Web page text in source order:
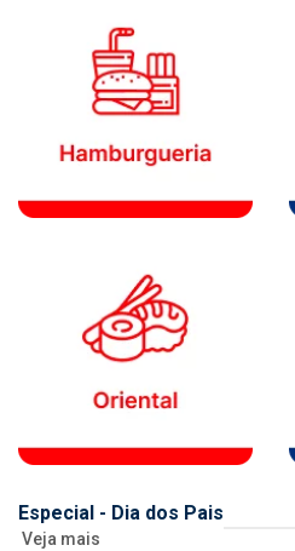
Especial - Dia dos Pais
Veja mais